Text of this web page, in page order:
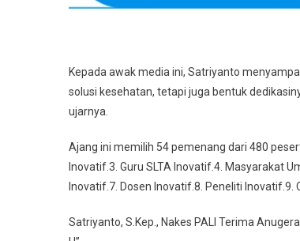
Kepada awak media ini, Satriyanto
solusi kesehatan, tetapi juga bentuk
ujarnya.
Ajang ini memilih 54 pemenang dari 480
Inovatif.3. Guru SLTA Inovatif.4. Masyarakat
Inovatif.7. Dosen Inovatif.8. Peneliti
Satriyanto, S.Kep., Nakes PALI Terima